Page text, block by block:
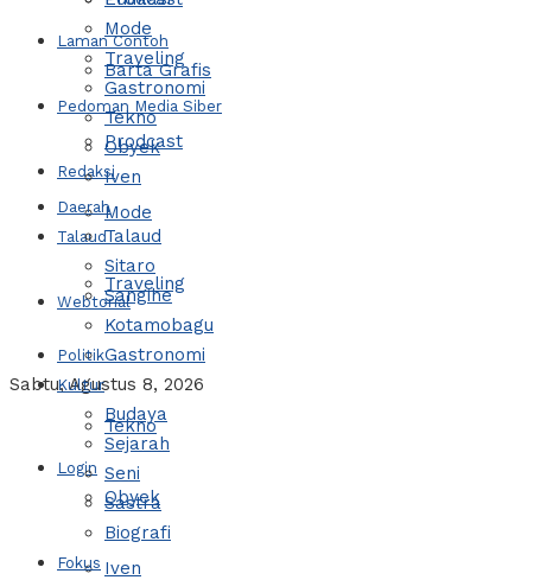
Laman Contoh
Pedoman Media Siber
Redaksi
Talaud
Webtorial
Sabtu, Agustus 8, 2026
Login
Barta Grafis
Prodcast
Mode
Traveling
Gastronomi
Tekno
Obyek
Iven
Mode
Traveling
Gastronomi
Tekno
Obyek
Iven
Daerah
Talaud
Sitaro
Sangihe
Kotamobagu
Politik
Kultur
Budaya
Sejarah
Seni
Sastra
Biografi
Fokus